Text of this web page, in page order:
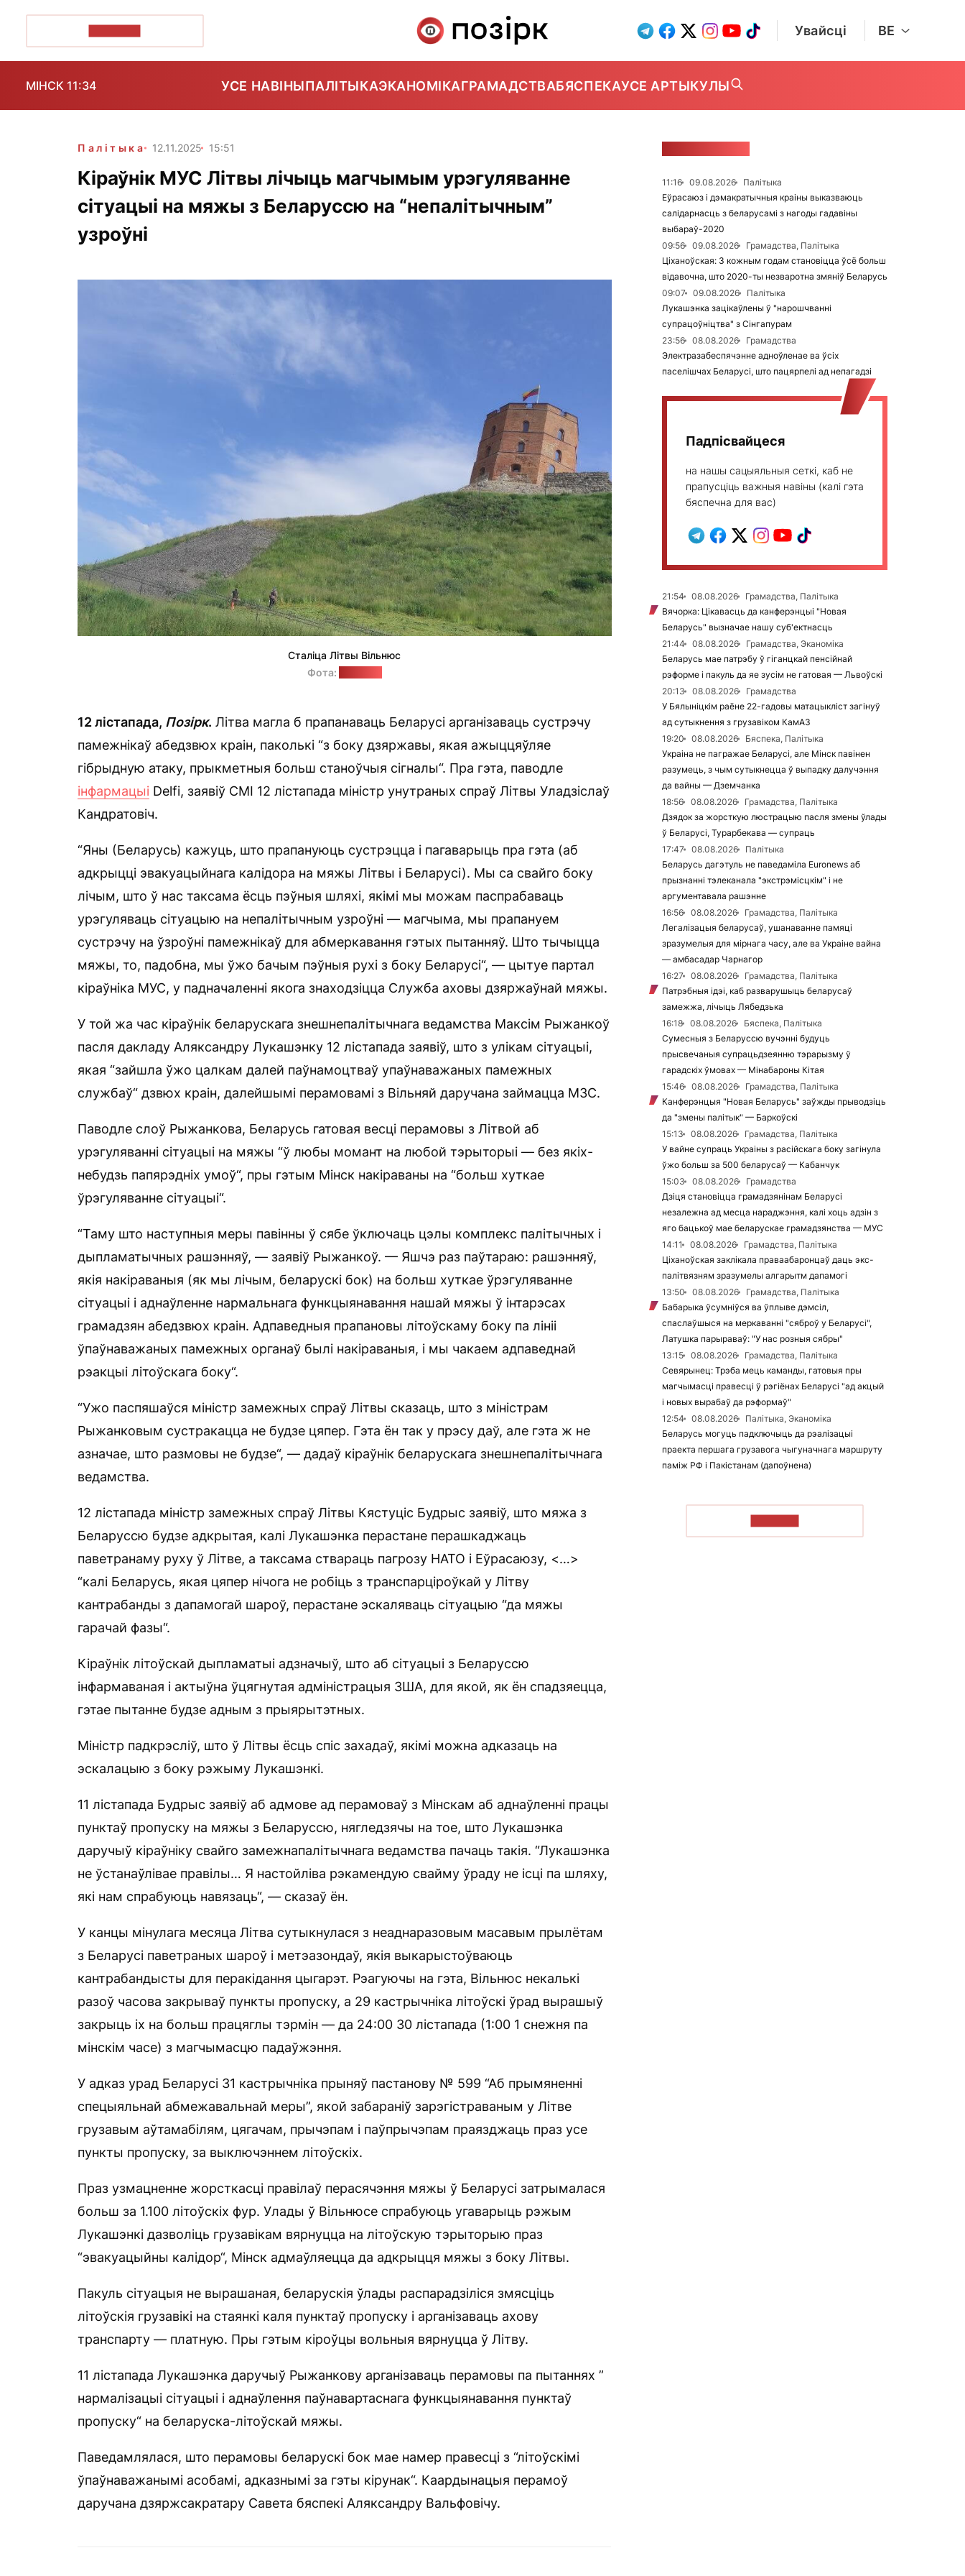
Увайсці BE
МІНСК 11:34 УСЕ НАВІНЫПАЛІТЫКАЭКАНОМІКАГРАМАДСТВАБЯСПЕКАУСЕ АРТЫКУЛЫ
Палітыка 12.11.2025 15:51
Кіраўнік МУС Літвы лічыць магчымым урэгуляванне
сітуацыі на мяжы з Беларуссю на “непалітычным”
узроўні
Сталіца Літвы Вільнюс
Фота:
12 лістапада, Позірк. Літва магла б прапанаваць Беларусі арганізаваць сустрэчу
памежнікаў абедзвюх краін, паколькі “з боку дзяржавы, якая ажыццяўляе
гібрыдную атаку, прыкметныя больш станоўчыя сігналы“. Пра гэта, паводле
інфармацыі Delfi, заявіў СМІ 12 лістапада міністр унутраных спраў Літвы Уладзіслаў
Кандратовіч.
“Яны (Беларусь) кажуць, што прапануюць сустрэцца і пагаварыць пра гэта (аб
адкрыцці эвакуацыйнага калідора на мяжы Літвы і Беларусі). Мы са свайго боку
лічым, што ў нас таксама ёсць пэўныя шляхі, якімі мы можам паспрабаваць
урэгуляваць сітуацыю на непалітычным узроўні — магчыма, мы прапануем
сустрэчу на ўзроўні памежнікаў для абмеркавання гэтых пытанняў. Што тычыцца
мяжы, то, падобна, мы ўжо бачым пэўныя рухі з боку Беларусі“, — цытуе партал
кіраўніка МУС, у падначаленні якога знаходзіцца Служба аховы дзяржаўнай мяжы.
У той жа час кіраўнік беларускага знешнепалітычнага ведамства Максім Рыжанкоў
пасля дакладу Аляксандру Лукашэнку 12 лістапада заявіў, што з улікам сітуацыі,
якая “зайшла ўжо цалкам далей паўнамоцтваў упаўнаважаных памежных
службаў“ дзвюх краін, далейшымі перамовамі з Вільняй даручана займацца МЗС.
Паводле слоў Рыжанкова, Беларусь гатовая весці перамовы з Літвой аб
урэгуляванні сітуацыі на мяжы “ў любы момант на любой тэрыторыі — без якіх-
небудзь папярэдніх умоў“, пры гэтым Мінск накіраваны на “больш хуткае
ўрэгуляванне сітуацыі“.
“Таму што наступныя меры павінны ў сябе ўключаць цэлы комплекс палітычных і
дыпламатычных рашэнняў, — заявіў Рыжанкоў. — Яшчэ раз паўтараю: рашэнняў,
якія накіраваныя (як мы лічым, беларускі бок) на больш хуткае ўрэгуляванне
сітуацыі і аднаўленне нармальнага функцыянавання нашай мяжы ў інтарэсах
грамадзян абедзвюх краін. Адпаведныя прапановы літоўскаму боку па лініі
ўпаўнаважаных памежных органаў былі накіраваныя, і мы чакаем адпаведнай
рэакцыі літоўскага боку“.
“Ужо паспяшаўся міністр замежных спраў Літвы сказаць, што з міністрам
Рыжанковым сустракацца не будзе цяпер. Гэта ён так у прэсу даў, але гэта ж не
азначае, што размовы не будзе“, — дадаў кіраўнік беларускага знешнепалітычнага
ведамства.
12 лістапада міністр замежных спраў Літвы Кястуціс Будрыс заявіў, што мяжа з
Беларуссю будзе адкрытая, калі Лукашэнка перастане перашкаджаць
паветранаму руху ў Літве, а таксама ствараць пагрозу НАТО і Еўрасаюзу, <…>
“калі Беларусь, якая цяпер нічога не робіць з транспарціроўкай у Літву
кантрабанды з дапамогай шароў, перастане эскаляваць сітуацыю “да мяжы
гарачай фазы“.
Кіраўнік літоўскай дыпламатыі адзначыў, што аб сітуацыі з Беларуссю
інфармаваная і актыўна ўцягнутая адміністрацыя ЗША, для якой, як ён спадзяецца,
гэтае пытанне будзе адным з прыярытэтных.
Міністр падкрэсліў, што ў Літвы ёсць спіс захадаў, якімі можна адказаць на
эскалацыю з боку рэжыму Лукашэнкі.
11 лістапада Будрыс заявіў аб адмове ад перамоваў з Мінскам аб аднаўленні працы
пунктаў пропуску на мяжы з Беларуссю, нягледзячы на тое, што Лукашэнка
даручыў кіраўніку свайго замежнапалітычнага ведамства пачаць такія. “Лукашэнка
не ўстанаўлівае правілы… Я настойліва рэкамендую свайму ўраду не ісці па шляху,
які нам спрабуюць навязаць“, — сказаў ён.
У канцы мінулага месяца Літва сутыкнулася з неаднаразовым масавым прылётам
з Беларусі паветраных шароў і метэазондаў, якія выкарыстоўваюць
кантрабандысты для перакідання цыгарэт. Рэагуючы на гэта, Вільнюс некалькі
разоў часова закрываў пункты пропуску, а 29 кастрычніка літоўскі ўрад вырашыў
закрыць іх на больш працяглы тэрмін — да 24:00 30 лістапада (1:00 1 снежня па
мінскім часе) з магчымасцю падаўжэння.
У адказ урад Беларусі 31 кастрычніка прыняў пастанову № 599 “Аб прымяненні
спецыяльнай абмежавальнай меры”, якой забараніў зарэгістраваным у Літве
грузавым аўтамабілям, цягачам, прычэпам і паўпрычэпам праязджаць праз усе
пункты пропуску, за выключэннем літоўскіх.
Праз узмацненне жорсткасці правілаў перасячэння мяжы ў Беларусі затрымалася
больш за 1.100 літоўскіх фур. Улады ў Вільнюсе спрабуюць угаварыць рэжым
Лукашэнкі дазволіць грузавікам вярнуцца на літоўскую тэрыторыю праз
“эвакуацыйны калідор“, Мінск адмаўляецца да адкрыцця мяжы з боку Літвы.
Пакуль сітуацыя не вырашаная, беларускія ўлады распарадзіліся змясціць
літоўскія грузавікі на стаянкі каля пунктаў пропуску і арганізаваць ахову
транспарту — платную. Пры гэтым кіроўцы вольныя вярнуцца ў Літву.
11 лістапада Лукашэнка даручыў Рыжанкову арганізаваць перамовы па пытаннях ”
нармалізацыі сітуацыі і аднаўлення паўнавартаснага функцыянавання пунктаў
пропуску“ на беларуска-літоўскай мяжы.
Паведамлялася, што перамовы беларускі бок мае намер правесці з “літоўскімі
ўпаўнаважанымі асобамі, адказнымі за гэты кірунак“. Каардынацыя перамоў
даручана дзяржсакратару Савета бяспекі Аляксандру Вальфовічу.
11:16 09.08.2026
Палітыка
Еўрасаюз і дэмакратычныя краіны выказваюць
салідарнасць з беларусамі з нагоды гадавіны
выбараў-2020
09:56
09.08.2026
Грамадства, Палітыка
Ціханоўская: З кожным годам становіцца ўсё больш
відавочна, што 2020-ты незваротна змяніў Беларусь
09:07
09.08.2026
Палітыка
Лукашэнка зацікаўлены ў "нарошчванні
супрацоўніцтва" з Сінгапурам
23:56
08.08.2026
Грамадства
Электразабеспячэнне адноўленае ва ўсіх
паселішчах Беларусі, што пацярпелі ад непагадзі
Падпісвайцеся
на нашы сацыяльныя сеткі, каб не
прапусціць важныя навіны (калі гэта
бяспечна для вас)
21:54 08.08.2026
Грамадства, Палітыка
Вячорка: Цікавасць да канферэнцыі "Новая
Беларусь" вызначае нашу суб'ектнасць
21:44
08.08.2026
Грамадства, Эканоміка
Беларусь мае патрэбу ў гіганцкай пенсійнай
рэформе і пакуль да яе зусім не гатовая — Львоўскі
20:13
08.08.2026
Грамадства
У Бялыніцкім раёне 22-гадовы матацыкліст загінуў
ад сутыкнення з грузавіком КамАЗ
19:20
08.08.2026
Бяспека, Палітыка
Украіна не пагражае Беларусі, але Мінск павінен
разумець, з чым сутыкнецца ў выпадку далучэння
да вайны — Дземчанка
18:56
08.08.2026
Грамадства, Палітыка
Дзядок за жорсткую люстрацыю пасля змены ўлады
ў Беларусі, Турарбекава — супраць
17:47
08.08.2026
Палітыка
Беларусь дагэтуль не паведаміла Euronews аб
прызнанні тэлеканала "экстрэмісцкім" і не
аргументавала рашэнне
16:56
08.08.2026
Грамадства, Палітыка
Легалізацыя беларусаў, ушанаванне памяці
зразумелыя для мірнага часу, але ва Украіне вайна
— амбасадар Чарнагор
16:27
08.08.2026
Грамадства, Палітыка
Патрэбныя ідэі, каб разварушыць беларусаў
замежжа, лічыць Лябедзька
16:18
08.08.2026
Бяспека, Палітыка
Сумесныя з Беларуссю вучэнні будуць
прысвечаныя супрацьдзеянню тэрарызму ў
гарадскіх ўмовах — Мінабароны Кітая
15:46
08.08.2026
Грамадства, Палітыка
Канферэнцыя "Новая Беларусь" заўжды прыводзіць
да "змены палітык" — Баркоўскі
15:13
08.08.2026
Грамадства, Палітыка
У вайне супраць Украіны з расійскага боку загінула
ўжо больш за 500 беларусаў — Кабанчук
15:03
08.08.2026
Грамадства
Дзіця становіцца грамадзянінам Беларусі
незалежна ад месца нараджэння, калі хоць адзін з
яго бацькоў мае беларускае грамадзянства — МУС
14:11
08.08.2026
Грамадства, Палітыка
Ціханоўская заклікала праваабаронцаў даць экс-
палітвязням зразумелы алгарытм дапамогі
13:50
08.08.2026
Грамадства, Палітыка
Бабарыка ўсумніўся ва ўплыве дэмсіл,
спаслаўшыся на меркаванні "сяброў у Беларусі",
Латушка парыраваў: "У нас розныя сябры"
13:15
08.08.2026
Грамадства, Палітыка
Севярынец: Трэба мець каманды, гатовыя пры
магчымасці правесці ў рэгіёнах Беларусі "ад акцый
і новых вырабаў да рэформаў"
12:54
08.08.2026
Палітыка, Эканоміка
Беларусь могуць падключыць да рэалізацыі
праекта першага грузавога чыгуначнага маршруту
паміж РФ і Пакістанам (дапоўнена)